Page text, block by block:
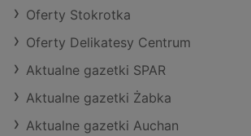
Oferty Stokrotka
Oferty Delikatesy Centrum
Aktualne gazetki SPAR
Aktualne gazetki Żabka
Aktualne gazetki Auchan